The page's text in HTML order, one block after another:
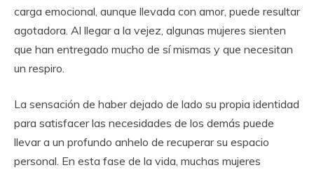
carga emocional, aunque llevada con amor, puede resultar
agotadora. Al llegar a la vejez, algunas mujeres sienten
que han entregado mucho de sí mismas y que necesitan
un respiro.
La sensación de haber dejado de lado su propia identidad
para satisfacer las necesidades de los demás puede
llevar a un profundo anhelo de recuperar su espacio
personal. En esta fase de la vida, muchas mujeres